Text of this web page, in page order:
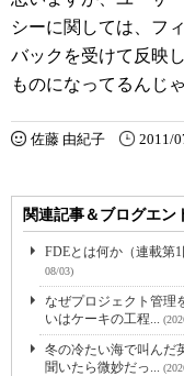
シーに関しては、フ
バックを受けて反映
ものになってるんじ
佐藤 由紀子 2011/
関連記事＆ブログエン
FDEとは何か（連載第
08/03)
なぜプロジェクト管理
いはケーキの工程...
冬の冷たい海で叫んだ
聞いたら微妙だっ...